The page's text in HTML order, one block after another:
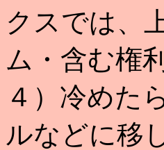
クスでは、
ム・含む権
４）冷めた
ルなどに移